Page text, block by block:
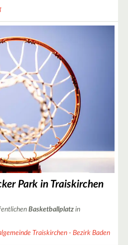
Park in Traiskirchen
Basketballplatz in
Traiskirchen - Bezirk Baden